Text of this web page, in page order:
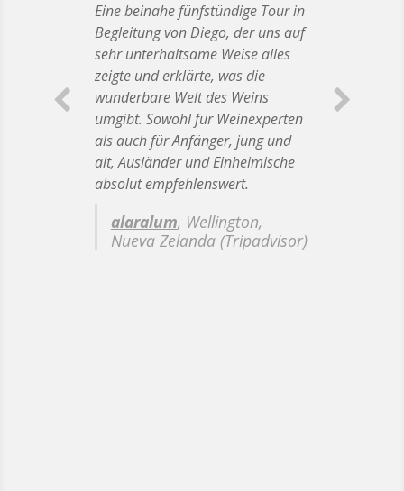
Eine beinahe fünfstündige Tour in
Begleitung von Diego, der uns auf
sehr unterhaltsame Weise alles
zeigte und erklärte, was die
wunderbare Welt des Weins
umgibt. Sowohl für Weinexperten
als auch für Anfänger, jung und
alt, Ausländer und Einheimische
absolut empfehlenswert.
alaralum, Wellington,
Nueva Zelanda (Tripadvisor)